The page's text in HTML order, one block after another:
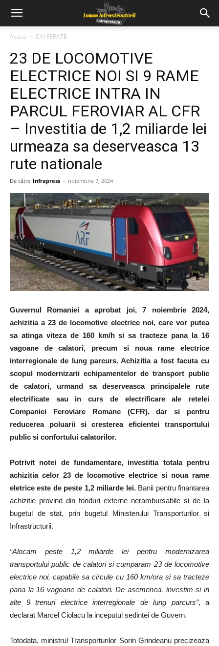
Acasă CAI FERATE
23 DE LOCOMOTIVE
ELECTRICE NOI SI 9 RAME
ELECTRICE INTRA IN
PARCUL FEROVIAR AL CFR
– Investitia de 1,2 miliarde lei
urmeaza sa deserveasca 13
rute nationale
De către Infrapress - noiembrie 7, 2024
Guvernul Romaniei a aprobat joi, 7 noiembrie 2024,
achizitia a 23 de locomotive electrice noi, care vor putea
sa atinga viteza de 160 km/h si sa tracteze pana la 16
vagoane de calatori, precum si noua rame electrice
interregionale de lung parcurs. Achizitia a fost facuta cu
scopul modernizarii echipamentelor de transport public
de calatori, urmand sa deserveasca principalele rute
electrificate sau in curs de electrificare ale retelei
Companiei Feroviare Romane (CFR), dar si pentru
reducerea poluarii si cresterea eficientei transportului
public si confortului calatorilor.
Potrivit notei de fundamentare, investitia totala pentru
achizitia celor 23 de locomotive electrice si noua rame
eletrice este de peste 1,2 miliarde lei. Banii pentru finantarea
achizitie provind din fonduri externe nerambursabile si de la
bugetul de stat, prin bugetul Ministerului Transporturilor si
Infrastructurii.
“Alocam peste 1,2 miliarde lei pentru modernizarea
transportului public de calatori si cumparam 23 de locomotive
electrice noi, capabile sa circule cu 160 km/ora si sa tracteze
pana la 16 vagoane de calatori. De asemenea, investim si in
alte 9 trenuri electrice interregionale de lung parcurs”, a
declarat Marcel Ciolacu la inceputul sedintei de Guvern.
Totodata, ministrul Transporturilor Sorin Grindeanu precizeaza